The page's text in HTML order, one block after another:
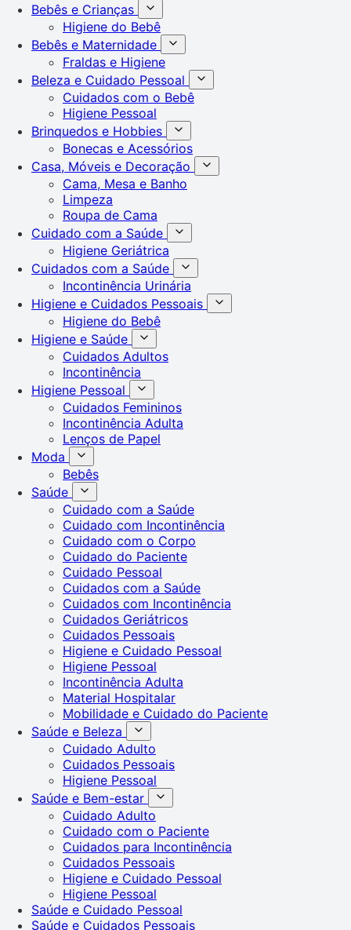
Bebês e Crianças
Higiene do Bebê
Bebês e Maternidade
Fraldas e Higiene
Beleza e Cuidado Pessoal
Cuidados com o Bebê
Higiene Pessoal
Brinquedos e Hobbies
Bonecas e Acessórios
Casa, Móveis e Decoração
Cama, Mesa e Banho
Limpeza
Roupa de Cama
Cuidado com a Saúde
Higiene Geriátrica
Cuidados com a Saúde
Incontinência Urinária
Higiene e Cuidados Pessoais
Higiene do Bebê
Higiene e Saúde
Cuidados Adultos
Incontinência
Higiene Pessoal
Cuidados Femininos
Incontinência Adulta
Lenços de Papel
Moda
Bebês
Saúde
Cuidado com a Saúde
Cuidado com Incontinência
Cuidado com o Corpo
Cuidado do Paciente
Cuidado Pessoal
Cuidados com a Saúde
Cuidados com Incontinência
Cuidados Geriátricos
Cuidados Pessoais
Higiene e Cuidado Pessoal
Higiene Pessoal
Incontinência Adulta
Material Hospitalar
Mobilidade e Cuidado do Paciente
Saúde e Beleza
Cuidado Adulto
Cuidados Pessoais
Higiene Pessoal
Saúde e Bem-estar
Cuidado Adulto
Cuidado com o Paciente
Cuidados para Incontinência
Cuidados Pessoais
Higiene e Cuidado Pessoal
Higiene Pessoal
Saúde e Cuidado Pessoal
Saúde e Cuidados Pessoais